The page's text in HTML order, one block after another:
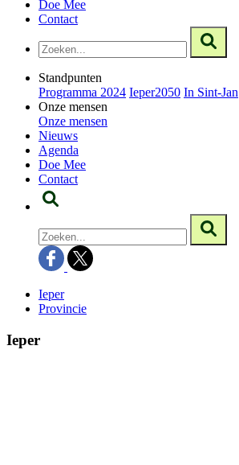
Doe Mee
Contact
Standpunten
Programma 2024 Ieper2050 In Sint-Jan
Onze mensen
Onze mensen
Nieuws
Agenda
Doe Mee
Contact
Ieper
Provincie
Ieper